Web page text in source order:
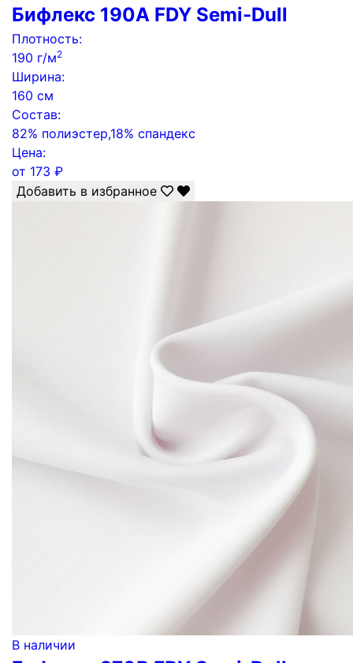
Бифлекс 190А FDY Semi-Dull
Плотность:
190 г/м2
Ширина:
160 см
Состав:
82% полиэстер,18% спандекс
Цена:
от 173 ₽
Добавить в избранное
В наличии